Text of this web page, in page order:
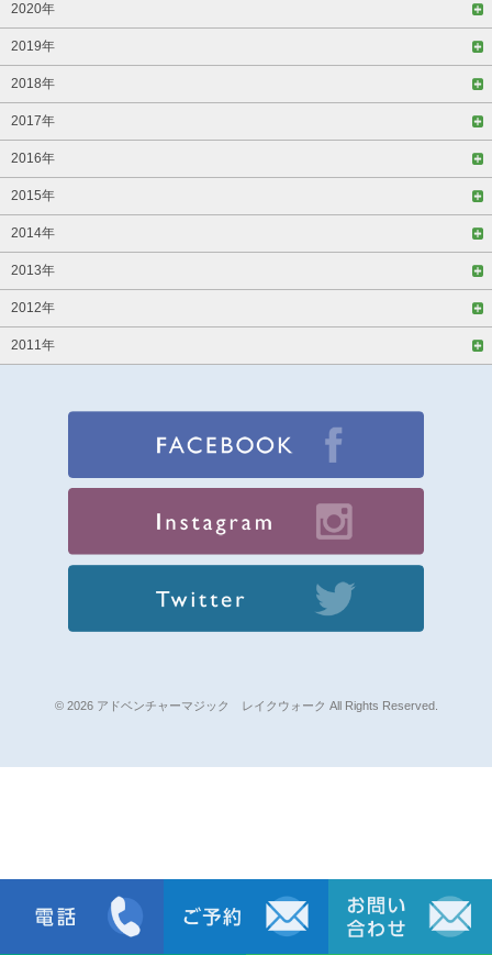
2020年
2019年
2018年
2017年
2016年
2015年
2014年
2013年
2012年
2011年
© 2026 アドベンチャーマジック レイクウォーク All Rights Reserved.